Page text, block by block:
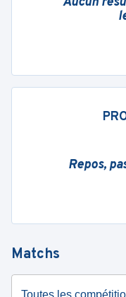
Repos,
Matchs
Toutes les